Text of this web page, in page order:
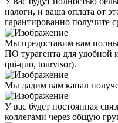
налоги, и ваша оплата от
гарантированно получите
Мы предоставим вам
ПО турагента для удобной
qui-quo, tourvisor).
Мы дадим вам канал
У вас будет постоянная
коллегами через общую